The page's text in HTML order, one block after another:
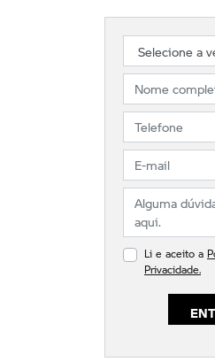
Li e aceito a
Privacidade.